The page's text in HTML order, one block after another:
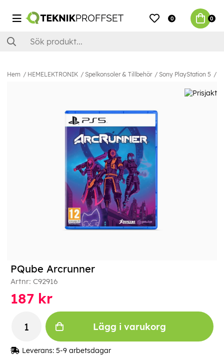
0 0
Hem HEMELEKTRONIK Spelkonsoler & Tillbehör Sony PlayStation 5
PQube Arcrunner
Artnr: C92916
187 kr
Lägg i varukorg
Leverans: 5-9 arbetsdagar